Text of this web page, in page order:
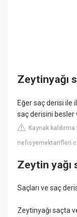
Zeytinyağı
Eğer saç derisi ile
saç derisini besler
Kaynak kaldırma
Zeytin yağı
Saçları ve saç
Zeytinyağı saçta